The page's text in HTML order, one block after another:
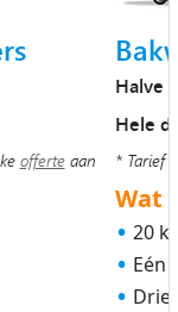
offerteaan
Halve
Hele
* Tarief
Wat
20
Eén
Drie